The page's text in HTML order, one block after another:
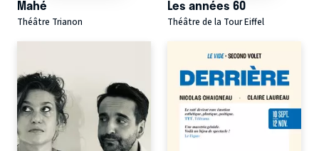
Mahé
Théâtre Trianon
Les années 60
Théâtre de la Tour Eiffel